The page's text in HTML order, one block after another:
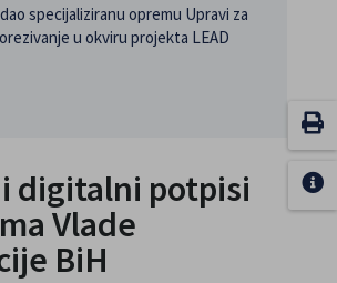
specijaliziranu opremu Upravi za
u okviru projekta LEAD
digitalni potpisi
Vlade
BiH